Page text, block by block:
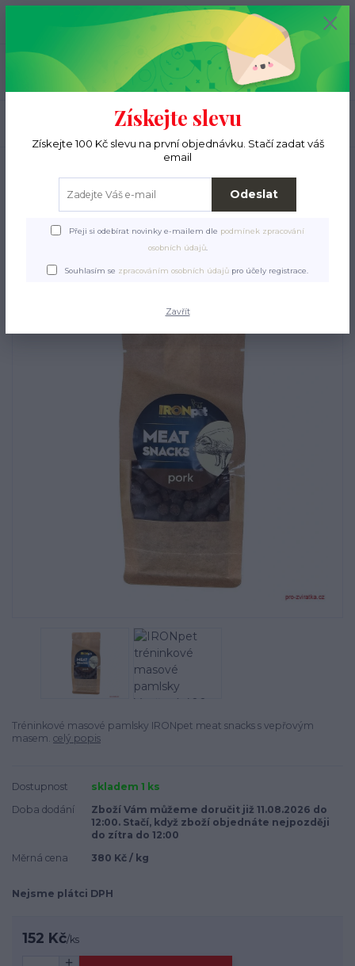
Menu
(Po-Pá, 9-15 hod.)
0 ks
0 Kč
Krmiva a pamlsky
masové pamlsky Vepřové 400 g
IRONpet tréninkové masové
pamlsky Vepřové 400 g
Tréninkové masové pamlsky IRONpet meat snacks s vepřovým
masem. celý popis
Dostupnost
skladem 1 ks
Doba dodání
Zboží Vám můžeme doručit již 11.08.2026 do
12:00. Stačí, když zboží objednáte nejpozději
do zítra do 12:00
Měrná cena
380 Kč / kg
Nejsme plátci DPH
152 Kč/ks
Získejte slevu
Získejte 100 Kč slevu na první objednávku. Stačí zadat váš
email
Odeslat
Přeji si odebírat novinky e-mailem dle podmínek zpracování
osobních údajů.
Souhlasím se zpracováním osobních údajů pro účely registrace.
Zavřít